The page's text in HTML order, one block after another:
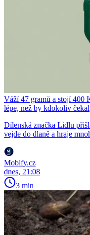
Váží 47 gramů a stojí 400
lépe, než by kdokoliv čekal
Dílenská značka Lidlu
vejde do dlaně a hraje
Mobify.cz
dnes, 21:08
3 min